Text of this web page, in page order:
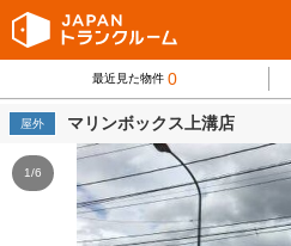
最近見た物件 0
屋外 マリンボックス上溝店
1/6